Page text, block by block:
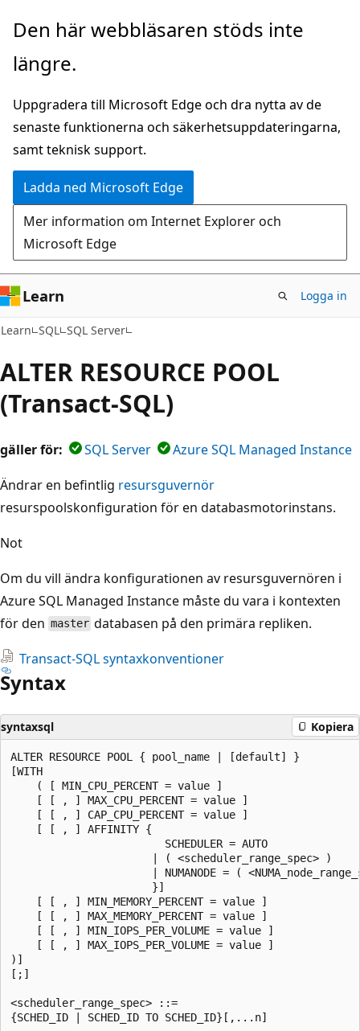
Hoppa
huvudinnehåll
Den här webbläsaren stöds inte
längre.
Uppgradera till Microsoft Edge och dra nytta av de
senaste funktionerna och säkerhetsuppdateringarna,
samt teknisk support.
Ladda ned Microsoft Edge
Mer information om Internet Explorer och
Microsoft Edge
Learn Logga in
Learn SQL SQL Server
ALTER RESOURCE POOL
(Transact-SQL)
gäller för: SQL Server
Azure SQL Managed Instance
Ändrar en befintlig resursguvernör
resurspoolskonfiguration för en databasmotorinstans.
Not
Om du vill ändra konfigurationen av resursguvernören i
Azure SQL Managed Instance måste du vara i kontexten
för den master databasen på den primära repliken.
Transact-SQL syntaxkonventioner
Syntax
syntaxsql Kopiera
ALTER RESOURCE POOL { pool_name | [default] }
[WITH
    ( [ MIN_CPU_PERCENT = value ]
    [ [ , ] MAX_CPU_PERCENT = value ]
    [ [ , ] CAP_CPU_PERCENT = value ]
    [ [ , ] AFFINITY {
                        SCHEDULER = AUTO
                      | ( <scheduler_range_spec> )
| NUMANODE = (
                      }]
    [ [ , ] MIN_MEMORY_PERCENT = value ]
    [ [ , ] MAX_MEMORY_PERCENT = value ]
    [ [ , ] MIN_IOPS_PER_VOLUME = value ]
    [ [ , ] MAX_IOPS_PER_VOLUME = value ]
)]
[;]
<scheduler_range_spec> ::=
{SCHED_ID | SCHED_ID TO SCHED_ID}[,...n]